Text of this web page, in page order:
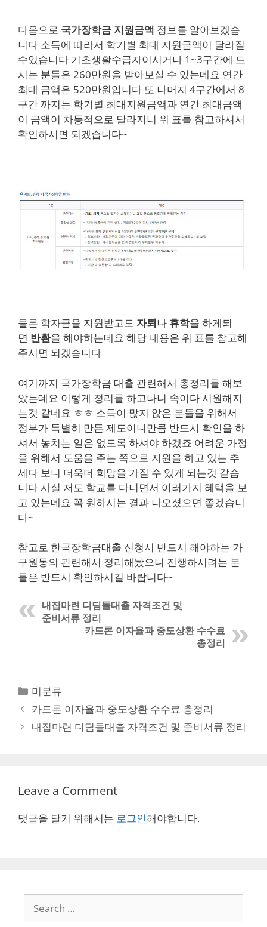
다음으로 국가장학금 지원금액 정보를 알아보겠습
니다 소득에 따라서 학기별 최대 지원금액이 달라질
수있습니다 기초생활수급자이시거나 1~3구간에 드
시는 분들은 260만원을 받아보실 수 있는데요 연간
최대 금액은 520만원입니다 또 나머지 4구간에서 8
구간 까지는 학기별 최대지원금액과 연간 최대금액
이 금액이 차등적으로 달라지니 위 표를 참고하셔서
확인하시면 되겠습니다~
물론 학자금을 지원받고도 자퇴나 휴학을 하게되
면 반환을 해야하는데요 해당 내용은 위 표를 참고해
주시면 되겠습니다
여기까지 국가장학금 대출 관련해서 총정리를 해보
았는데요 이렇게 정리를 하고나니 속이다 시원해지
는것 같네요 ㅎㅎ 소득이 많지 않은 분들을 위해서
정부가 특별히 만든 제도이니만큼 반드시 확인을 하
셔서 놓치는 일은 없도록 하셔야 하겠죠 어려운 가정
을 위해서 도움을 주는 쪽으로 지원을 하고 있는 추
세다 보니 더욱더 희망을 가질 수 있게 되는것 같습
니다 사실 저도 학교를 다니면서 여러가지 혜택을 보
고 있는데요 꼭 원하시는 결과 나오셨으면 좋겠습니
다~
참고로 한국장학금대출 신청시 반드시 해야하는 가
구원동의 관련해서 정리해놨으니 진행하시려는 분
들은 반드시 확인하시길 바랍니다~
내집마련 디딤돌대출 자격조건 및
준비서류 정리
카드론 이자율과 중도상환 수수료
총정리
Categories
미분류
Post
navigation
카드론 이자율과 중도상환 수수료 총정리
내집마련 디딤돌대출 자격조건 및 준비서류 정리
Leave a Comment
댓글을 달기 위해서는 로그인해야합니다.
for: